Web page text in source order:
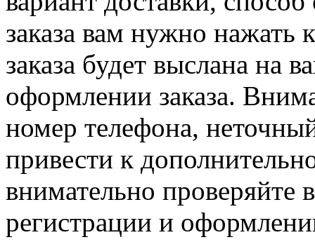
заказа вам нужно нажать
заказа будет выслана на
оформлении заказа.
номер телефона,
привести к
внимательно
регистрации и